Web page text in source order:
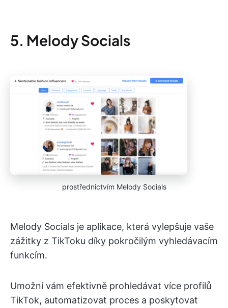
5. Melody Socials
prostřednictvím Melody Socials
Melody Socials je aplikace, která vylepšuje vaše
zážitky z TikToku díky pokročilým vyhledávacím
funkcím.
Umožní vám efektivně prohledávat více profilů
TikTok, automatizovat proces a poskytovat